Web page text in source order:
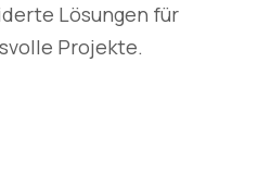
Lösungen für
Projekte.